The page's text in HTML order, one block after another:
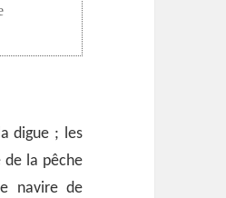
digue ; les
de la pêche
navire de